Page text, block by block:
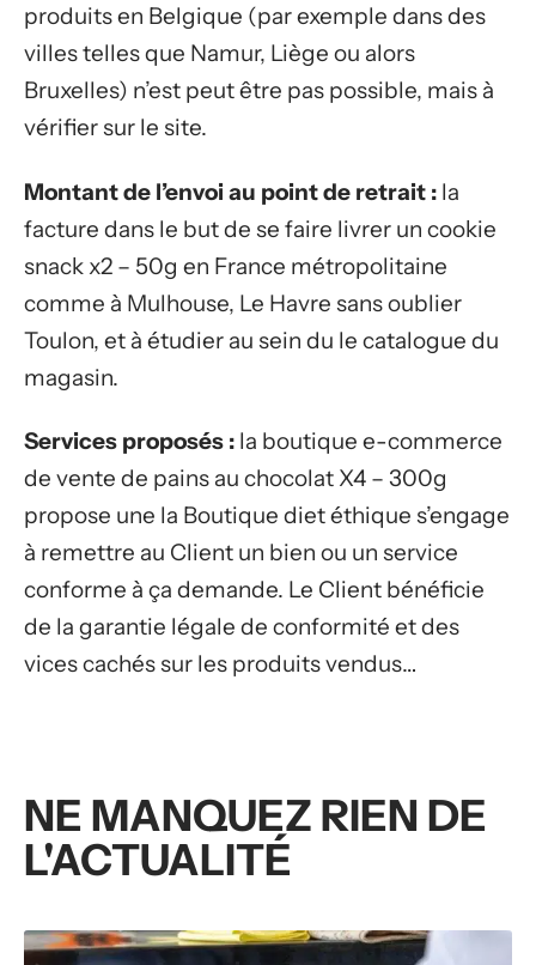
produits en Belgique (par exemple dans des
villes telles que Namur, Liège ou alors
Bruxelles) n’est peut être pas possible, mais à
vérifier sur le site.
Montant de l’envoi au point de retrait : la
facture dans le but de se faire livrer un cookie
snack x2 – 50g en France métropolitaine
comme à Mulhouse, Le Havre sans oublier
Toulon, et à étudier au sein du le catalogue du
magasin.
Services proposés : la boutique e-commerce
de vente de pains au chocolat X4 – 300g
propose une la Boutique diet éthique s’engage
à remettre au Client un bien ou un service
conforme à ça demande. Le Client bénéficie
de la garantie légale de conformité et des
vices cachés sur les produits vendus…
NE MANQUEZ RIEN DE
L'ACTUALITÉ